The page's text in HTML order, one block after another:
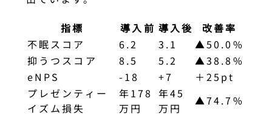
指標
導入前 導入後
改善率
不眠スコア
6.2 3.1
▲50.0%
抑うつスコア
8.5 5.2
▲38.8%
eNPS
-18 +7
＋25pt
プレゼンティー
イズム損失
年178
万円
年45
万円
▲74.7%